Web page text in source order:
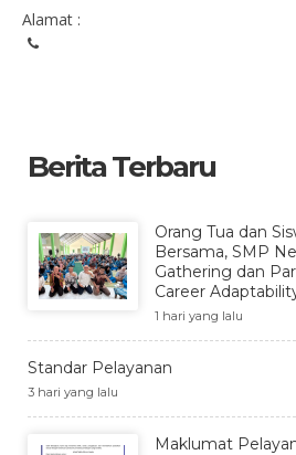
Alamat :
Berita Terbaru
Orang Tua dan
Bersama, SMP
Gathering dan
Career
1 hari yang lalu
Standar Pelayanan
3 hari yang lalu
Maklumat